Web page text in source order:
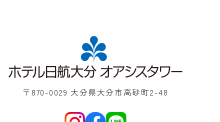
〒870-0029 大分県大分市高砂町2-48